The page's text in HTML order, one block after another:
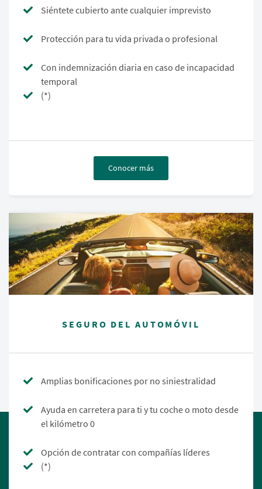
Siéntete cubierto ante cualquier imprevisto
Protección para tu vida privada o profesional
Con indemnización diaria en caso de incapacidad
temporal
(*)
Conocer más
SEGURO DEL AUTOMÓVIL
Amplias bonificaciones por no siniestralidad
Ayuda en carretera para ti y tu coche o moto desde
el kilómetro 0
Opción de contratar con compañías líderes
(*)